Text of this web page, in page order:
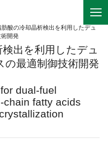
肪酸の冷却晶析検出を利用したデュ
開発
出を利用したデュ
の最適制御技術開発
dual-fuel
chain fatty acids